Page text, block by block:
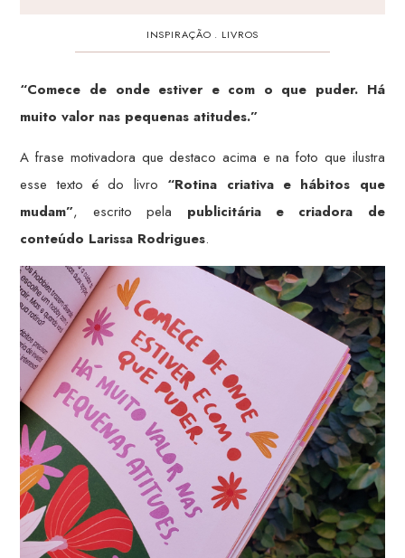
INSPIRAÇÃO . LIVROS
“Comece de onde estiver e com o que puder. Há
muito valor nas pequenas atitudes.”
A frase motivadora que destaco acima e na foto que ilustra
esse texto é do livro “Rotina criativa e hábitos que
mudam”, escrito pela publicitária e criadora de
conteúdo Larissa Rodrigues.